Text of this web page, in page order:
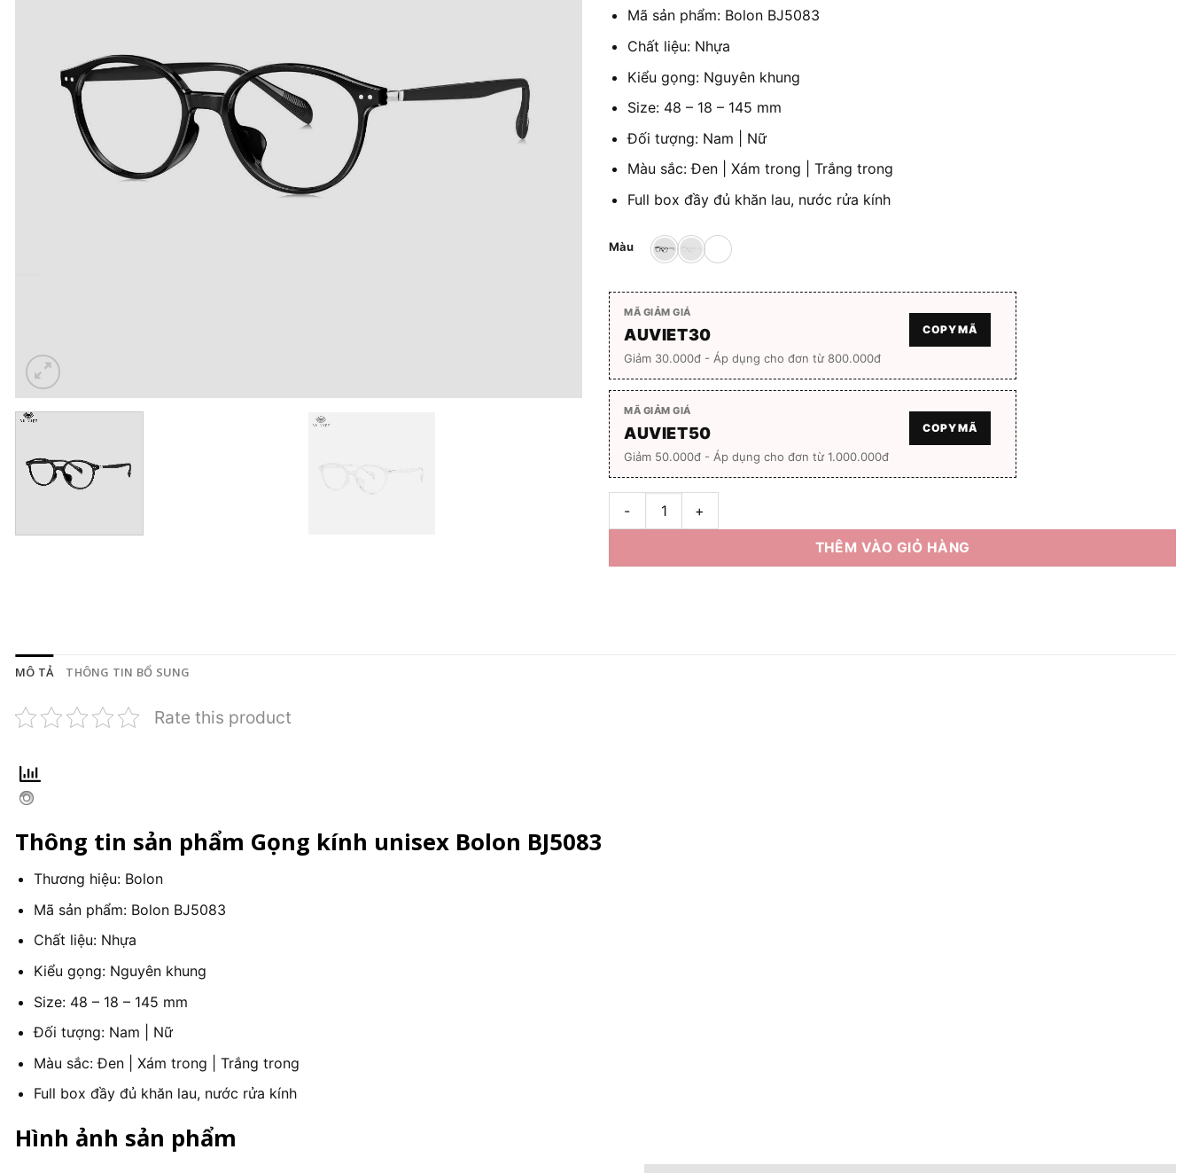
Mã sản phẩm: Bolon BJ5083
Chất liệu: Nhựa
Kiểu gọng: Nguyên khung
Size: 48 – 18 – 145 mm
Đối tượng: Nam | Nữ
Màu sắc: Đen | Xám trong | Trắng trong
Full box đầy đủ khăn lau, nước rửa kính
Màu
MÃ GIẢM GIÁ
AUVIET30
Giảm 30.000đ - Áp dụng cho đơn từ 800.000đ
COPY MÃ
MÃ GIẢM GIÁ
AUVIET50
Giảm 50.000đ - Áp dụng cho đơn từ 1.000.000đ
COPY MÃ
Gọng kính unisex Bolon BJ5083 Full box số lượng
THÊM VÀO GIỎ HÀNG
MÔ TẢ THÔNG TIN BỔ SUNG
Rate this product
Thông tin sản phẩm Gọng kính unisex Bolon BJ5083
Thương hiệu: Bolon
Mã sản phẩm: Bolon BJ5083
Chất liệu: Nhựa
Kiểu gọng: Nguyên khung
Size: 48 – 18 – 145 mm
Đối tượng: Nam | Nữ
Màu sắc: Đen | Xám trong | Trắng trong
Full box đầy đủ khăn lau, nước rửa kính
Hình ảnh sản phẩm